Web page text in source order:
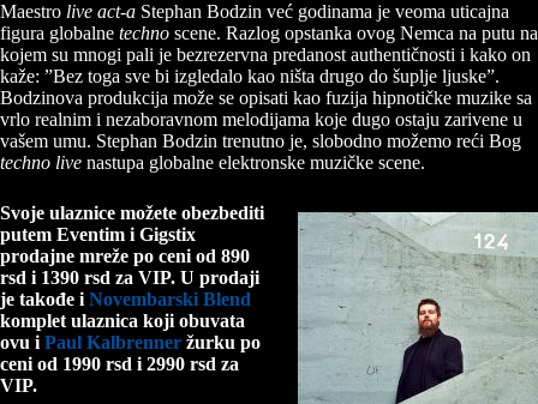
Maestro live act-a Stephan Bodzin već godinama je veoma uticajna
figura globalne techno scene. Razlog opstanka ovog Nemca na putu na
kojem su mnogi pali je bezrezervna predanost authentičnosti i kako on
kaže: ”Bez toga sve bi izgledalo kao ništa drugo do šuplje ljuske”.
Bodzinova produkcija može se opisati kao fuzija hipnotičke muzike sa
vrlo realnim i nezaboravnom melodijama koje dugo ostaju zarivene u
vašem umu. Stephan Bodzin trenutno je, slobodno možemo reći Bog
techno live nastupa globalne elektronske muzičke scene.
Svoje ulaznice možete obezbediti
putem Eventim i Gigstix
prodajne mreže po ceni od 890
rsd i 1390 rsd za VIP. U prodaji
je takođe i Novembarski Blend
komplet ulaznica koji obuvata
ovu i Paul Kalbrenner žurku po
ceni od 1990 rsd i 2990 rsd za
VIP.